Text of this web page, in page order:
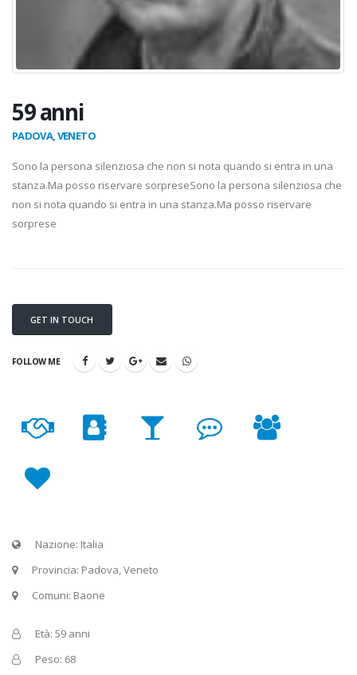
59 anni
PADOVA, VENETO
Sono la persona silenziosa che non si nota quando si entra in una
stanza.Ma posso riservare sorpreseSono la persona silenziosa che
non si nota quando si entra in una stanza.Ma posso riservare
sorprese
GET IN TOUCH
FOLLOW ME
Nazione: Italia
Provincia: Padova, Veneto
Comuni: Baone
Età: 59 anni
Peso: 68